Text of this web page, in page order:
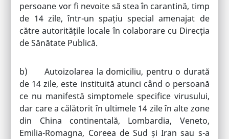
persoane vor fi nevoite să stea în carantină, timp
de 14 zile, într-un spațiu special amenajat de
către autoritățile locale în colaborare cu Direcția
de Sănătate Publică.
b) Autoizolarea la domiciliu, pentru o durată
de 14 zile, este instituită atunci când o persoană
ce nu manifestă simptomele specifice virusului,
dar care a călătorit în ultimele 14 zile în alte zone
din China continentală, Lombardia, Veneto,
Emilia-Romagna, Coreea de Sud și Iran sau s-a